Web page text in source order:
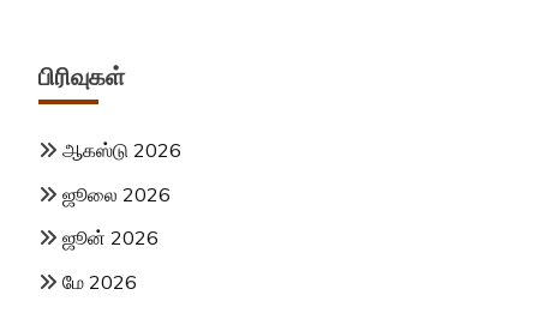
பிரிவுகள்
ஆகஸ்டு 2026
ஜூலை 2026
ஜூன் 2026
மே 2026